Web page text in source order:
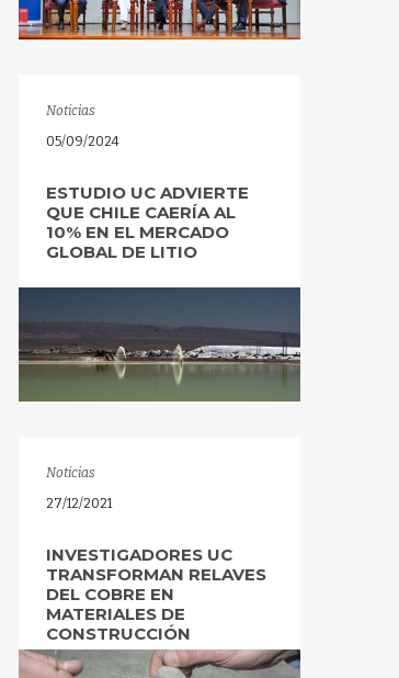
Noticias
05/09/2024
ESTUDIO UC ADVIERTE
QUE CHILE CAERÍA AL
10% EN EL MERCADO
GLOBAL DE LITIO
Noticias
27/12/2021
INVESTIGADORES UC
TRANSFORMAN RELAVES
DEL COBRE EN
MATERIALES DE
CONSTRUCCIÓN